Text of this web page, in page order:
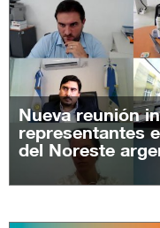
Nueva reunión
representantes
del Noreste